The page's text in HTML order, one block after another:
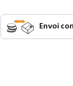
Envoi